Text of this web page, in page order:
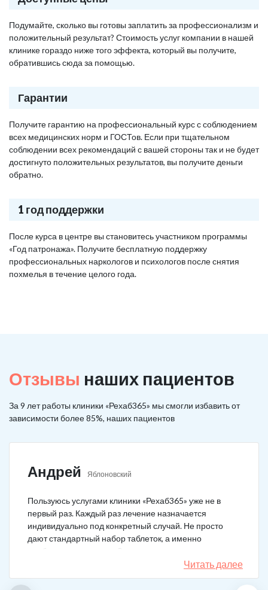
Подумайте, сколько вы готовы заплатить за профессионализм и
положительный результат? Стоимость услуг компании в нашей
клинике гораздо ниже того эффекта, который вы получите,
обратившись сюда за помощью.
Гарантии
Получите гарантию на профессиональный курс с соблюдением
всех медицинских норм и ГОСТов. Если при тщательном
соблюдении всех рекомендаций с вашей стороны так и не будет
достигнуто положительных результатов, вы получите деньги
обратно.
1 год поддержки
После курса в центре вы становитесь участником программы
«Год патронажа». Получите бесплатную поддержку
профессиональных наркологов и психологов после снятия
похмелья в течение целого года.
Отзывы наших пациентов
За 9 лет работы клиники «Рехаб365» мы смогли избавить от
зависимости более 85%, наших пациентов
Андрей Яблоновский
Пользуюсь услугами клиники «Рехаб365» уже не в
первый раз. Каждый раз лечение назначается
индивидуально под конкретный случай. Не просто
дают стандартный набор таблеток, а именно
подбирается лечение. Специально сравнил
назначения, они отличаются. Клиника делает скидку
на последующие вызовы за оставленный отзыв! Я
Читать далее